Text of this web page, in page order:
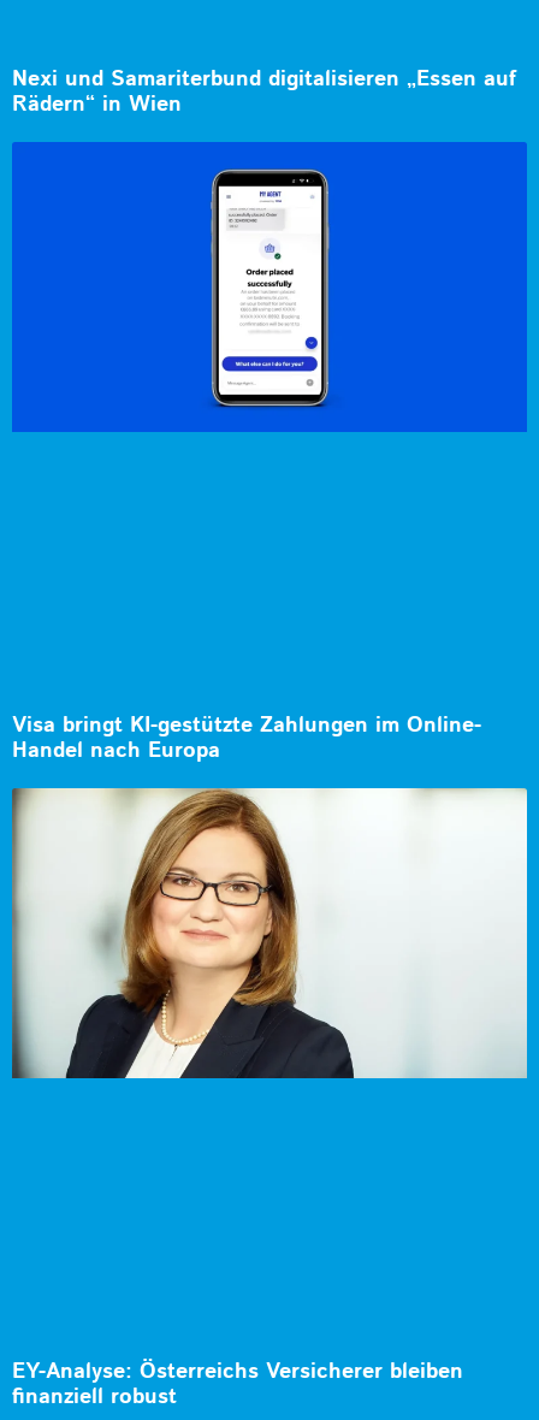
Nexi und Samariterbund digitalisieren „Essen auf
Rädern“ in Wien
Visa bringt KI-gestützte Zahlungen im Online-
Handel nach Europa
EY-Analyse: Österreichs Versicherer bleiben
finanziell robust